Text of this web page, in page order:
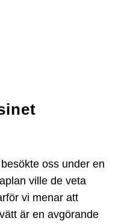
oss under en
ville de veta
vi menar att
är en avgörande